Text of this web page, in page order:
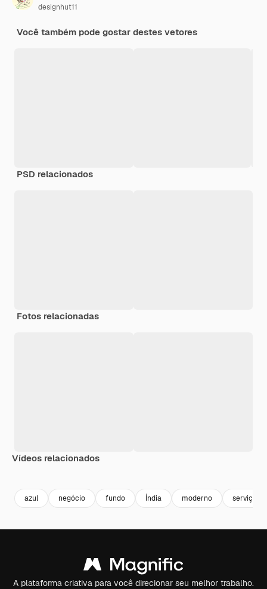
designhut11
Você também pode gostar destes vetores
PSD relacionados
Fotos relacionadas
Vídeos relacionados
azul negócio fundo Índia moderno serviço
A plataforma criativa para você direcionar seu melhor trabalho.